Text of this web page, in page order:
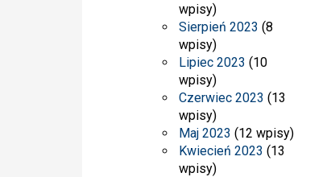
wpisy)
Sierpień 2023 (8
wpisy)
Lipiec 2023 (10
wpisy)
Czerwiec 2023 (13
wpisy)
Maj 2023 (12 wpisy)
Kwiecień 2023 (13
wpisy)